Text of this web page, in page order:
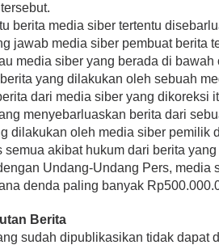
berita media siber tertentu
jawab media siber pembuat berita
media siber yang berada di bawah
yang dilakukan oleh sebuah
dari media siber yang dikoreksi
menyebarluaskan berita dari
dilakukan oleh media siber pemilik
semua akibat hukum dari berita
Undang-Undang Pers,
denda paling banyak
Berita
sudah dipublikasikan tidak dapat